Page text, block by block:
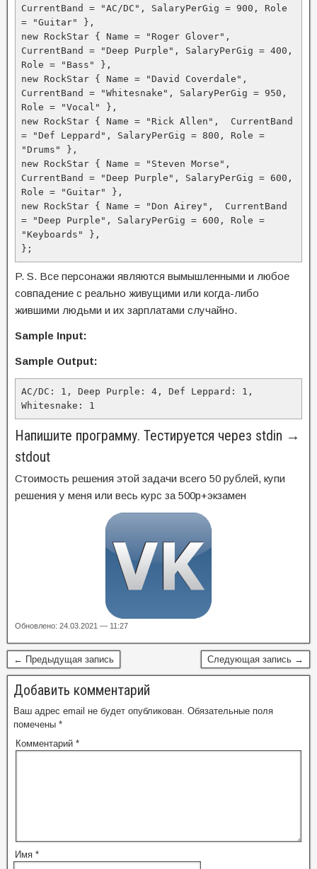
CurrentBand = "AC/DC", SalaryPerGig = 900, Role
= "Guitar" },
new RockStar { Name = "Roger Glover",
CurrentBand = "Deep Purple", SalaryPerGig = 400,
Role = "Bass" },
new RockStar { Name = "David Coverdale",
CurrentBand = "Whitesnake", SalaryPerGig = 950,
Role = "Vocal" },
new RockStar { Name = "Rick Allen",  CurrentBand
= "Def Leppard", SalaryPerGig = 800, Role =
"Drums" },
new RockStar { Name = "Steven Morse",
CurrentBand = "Deep Purple", SalaryPerGig = 600,
Role = "Guitar" },
new RockStar { Name = "Don Airey",  CurrentBand
= "Deep Purple", SalaryPerGig = 600, Role =
"Keyboards" },
};
P. S. Все персонажи являются вымышленными и любое
совпадение с реально живущими или когда-либо
жившими людьми и их зарплатами случайно.
Sample Input:
Sample Output:
AC/DC: 1, Deep Purple: 4, Def Leppard: 1,
Whitesnake: 1
Напишите программу. Тестируется через stdin →
stdout
Стоимость решения этой задачи всего 50 рублей, купи
решения у меня или весь курс за 500р+экзамен
Обновлено: 24.03.2021 — 11:27
← Предыдущая запись Следующая запись →
Добавить комментарий
Ваш адрес email не будет опубликован. Обязательные поля
помечены *
Комментарий *
Имя *